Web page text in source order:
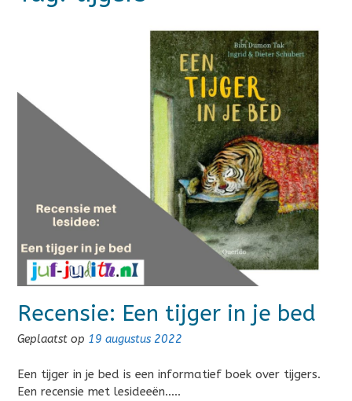
Recensie: Een tijger in je bed
Geplaatst op 19 augustus 2022
Een tijger in je bed is een informatief boek over tijgers.
Een recensie met lesideeën…..